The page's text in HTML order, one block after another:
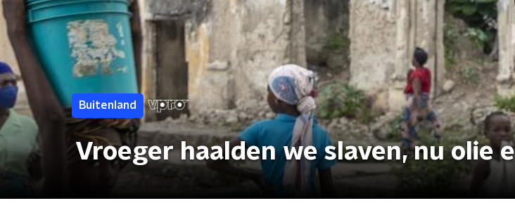
Buitenland
Vroeger haalden we slaven, nu olie